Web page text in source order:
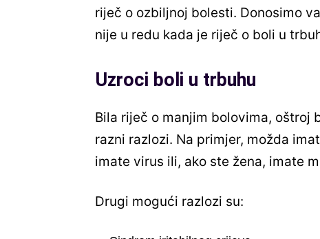
riječ o ozbiljnoj bolesti. Donosimo
nije u redu kada je riječ o boli u
Uzroci boli u trbuhu
Bila riječ o manjim bolovima, oštroj
razni razlozi. Na primjer, možda
imate virus ili, ako ste žena, imate
Drugi mogući razlozi su: